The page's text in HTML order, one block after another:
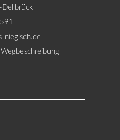
niegisch.de